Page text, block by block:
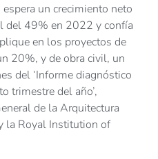
un crecimiento neto
del 49% en 2022 y confía
en los proyectos de
20%, y de obra civil, un
del ‘Informe diagnóstico
trimestre del año’,
de la Arquitectura
la Royal Institution of